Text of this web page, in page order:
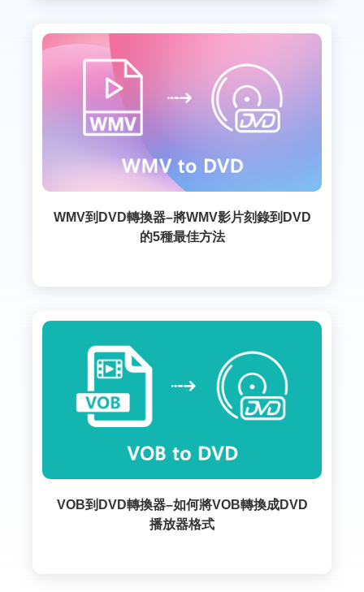
WMV到DVD轉換器–將WMV影片刻錄到DVD
的5種最佳方法
VOB到DVD轉換器–如何將VOB轉換成DVD
播放器格式